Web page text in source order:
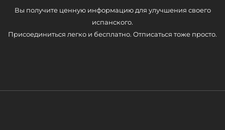
Вы получите ценную информацию для улучшения своего
испанского.
Присоединиться легко и бесплатно. Отписаться тоже просто.